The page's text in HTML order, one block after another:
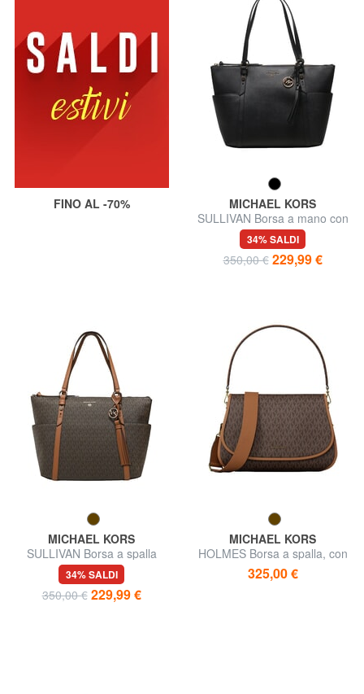
FINO AL -70%
MICHAEL KORS
SULLIVAN Borsa a mano con
tracolla
34% SALDI
350,00 € 229,99 €
MICHAEL KORS
SULLIVAN Borsa a spalla
34% SALDI
350,00 € 229,99 €
MICHAEL KORS
HOLMES Borsa a spalla, con
tracolla
325,00 €